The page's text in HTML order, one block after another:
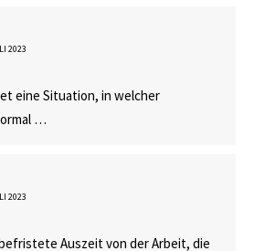
2023
eine Situation, in welcher
…
2023
Auszeit von der Arbeit, die